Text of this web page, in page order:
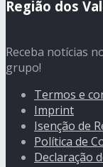
Região dos
Receba notícias
grupo!
Termos e
Imprint
Isenção de
Política de
Declaração